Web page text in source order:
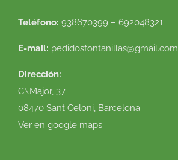
Teléfono: 938670399 – 692048321
E-mail: pedidosfontanillas@gmail.com
Dirección:
C\Major, 37
08470 Sant Celoni, Barcelona
Ver en google maps